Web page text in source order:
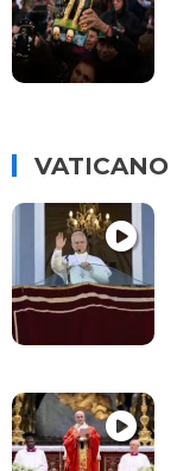
VATICANO